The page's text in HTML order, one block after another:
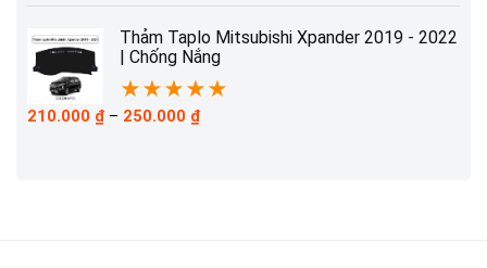
từ
210.000 ₫
đến
230.000 ₫
Thảm Taplo Mitsubishi Xpander 2019 - 2022
| Chống Nắng
★★★★★
210.000 ₫ – 250.000 ₫Khoảng